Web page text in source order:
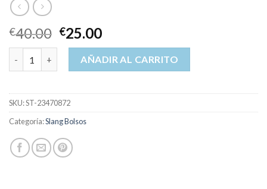
€40.00 €25.00
slang bolsos cantidadAÑADIR AL CARRITO
SKU:ST-23470872
Categoría:Slang Bolsos